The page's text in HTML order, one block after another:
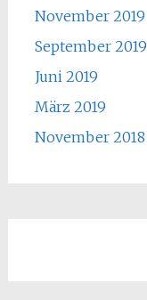
November 2019
September 2019
Juni 2019
März 2019
November 2018